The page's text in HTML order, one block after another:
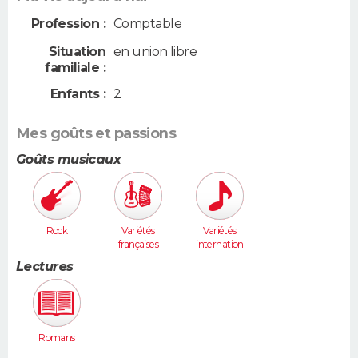
Profession : Comptable
Situation
familiale :
en union libre
Enfants : 2
Mes goûts et passions
Goûts musicaux
Rock
Variétés
françaises
Variétés
internation
Lectures
Romans